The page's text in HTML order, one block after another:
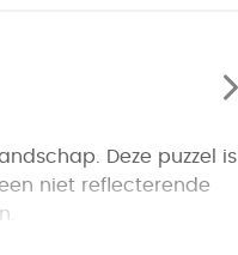
Deze puzzel is
niet reflecterende